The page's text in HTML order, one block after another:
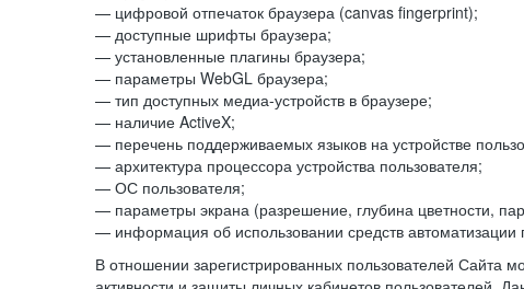
— цифровой отпечаток браузера (canvas fingerprint);
— доступные шрифты браузера;
— установленные плагины браузера;
— параметры WebGL браузера;
— тип доступных медиа-устройств в браузере;
— наличие ActiveX;
— перечень поддерживаемых языков на устройстве
— архитектура процессора устройства пользователя;
— ОС пользователя;
— параметры экрана (разрешение, глубина цветности,
— информация об использовании средств автоматизации
В отношении зарегистрированных пользователей Сайта